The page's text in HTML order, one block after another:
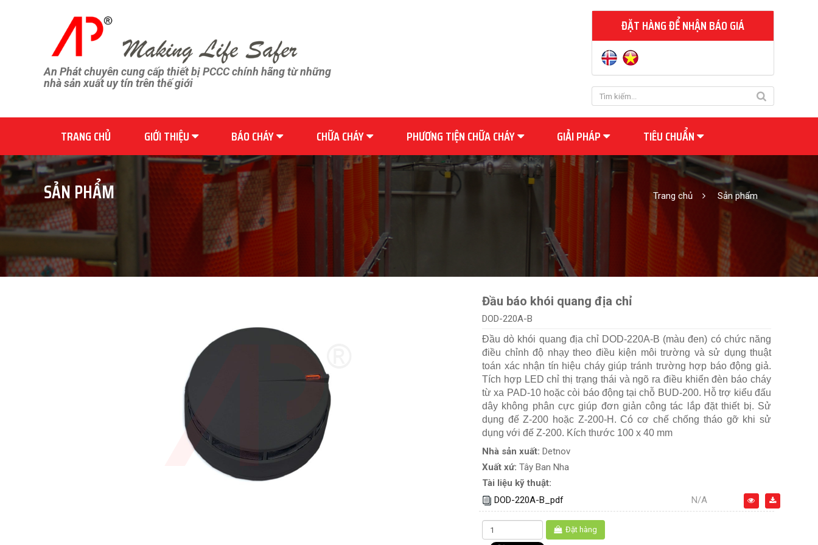
An Phát chuyên cung cấp thiết bị PCCC chính hãng từ những
nhà sản xuất uy tín trên thế giới
ĐẶT HÀNG ĐỂ NHẬN BÁO GIÁ
TRANG CHỦ GIỚI THIỆU BÁO CHÁY CHỮA CHÁY PHƯƠNG TIỆN CHỮA CHÁY GIẢI PHÁP TIÊU CHUẨN
SẢN PHẨM Trang chủ Sản phẩm
Đầu báo khói quang địa chỉ
DOD-220A-B
Đầu dò khói quang địa chỉ DOD-220A-B (màu đen) có chức năng
điều chỉnh độ nhạy theo điều kiện môi trường và sử dụng thuật
toán xác nhận tín hiệu cháy giúp tránh trường hợp báo động giả.
Tích hợp LED chỉ thị trạng thái và ngõ ra điều khiển đèn báo cháy
từ xa PAD-10 hoặc còi báo động tại chỗ BUD-200. Hỗ trợ kiểu đấu
dây không phân cực giúp đơn giản công tác lắp đặt thiết bị. Sử
dụng đế Z-200 hoặc Z-200-H. Có cơ chế chống tháo gỡ khi sử
dụng với đế Z-200. Kích thước 100 x 40 mm
Nhà sản xuất: Detnov
Xuất xứ: Tây Ban Nha
Tài liệu kỹ thuật:
DOD-220A-B_pdf
N/A
Đặt hàng